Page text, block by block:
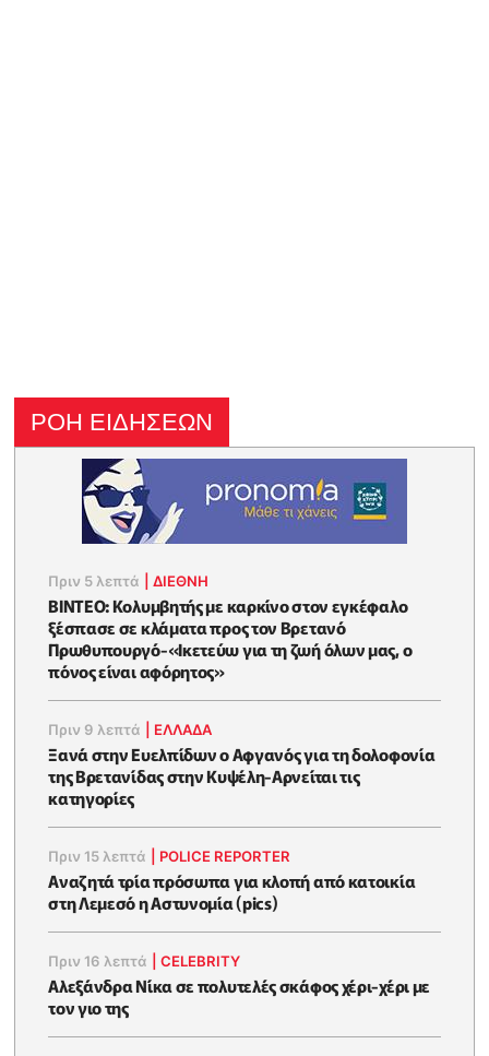
ΡΟΗ ΕΙΔΗΣΕΩΝ
Πριν 5 λεπτά |ΔΙΕΘΝΗ
ΒΙΝΤΕΟ: Κολυμβητής με καρκίνο στον εγκέφαλο
ξέσπασε σε κλάματα προς τον Βρετανό
Πρωθυπουργό-«Ικετεύω για τη ζωή όλων μας, ο
πόνος είναι αφόρητος»
Πριν 9 λεπτά ΕΛΛΑΔΑ
Ξανά στην Ευελπίδων ο Αφγανός για τη δολοφονία
της Βρετανίδας στην Κυψέλη-Αρνείται τις
κατηγορίες
Πριν 15 λεπτά POLICE REPORTER
Αναζητά τρία πρόσωπα για κλοπή από κατοικία
στη Λεμεσό η Αστυνομία (pics)
Πριν 16 λεπτά |CELEBRITY
Αλεξάνδρα Νίκα σε πολυτελές σκάφος χέρι-χέρι με
τον γιο της